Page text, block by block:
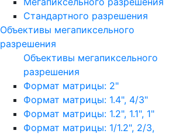
Стандартного разрешения
Объективы мегапиксельного
разрешения
Объективы мегапиксельного
разрешения
Формат матрицы: 2"
Формат матрицы: 1.4", 4/3"
Формат матрицы: 1.2", 1.1", 1"
Формат матрицы: 1/1.2", 2/3,